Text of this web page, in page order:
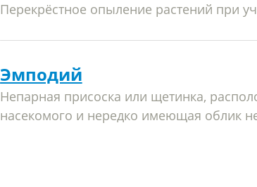
Перекрёстное опыление растений при
Эмподий
Непарная присоска или щетинка,
насекомого и нередко имеющая облик